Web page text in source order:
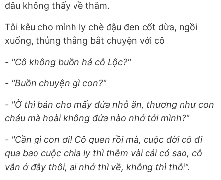
đâu không thấy về thăm.
Tôi kêu cho mình ly chè đậu đen cốt dừa, ngồi
xuống, thủng thẳng bắt chuyện với cô
- "Cô không buồn hả cô Lộc?"
- "Buồn chuyện gì con?"
- "Ờ thì bán cho mấy đứa nhỏ ăn, thương như con
cháu mà hoài không đứa nào nhớ tới mình?"
- "Cần gì con ơi! Cô quen rồi mà, cuộc đời cô đi
qua bao cuộc chia ly thì thêm vài cái có sao, cô
vẫn ở đây thôi, ai nhớ thì về, không thì thôi".